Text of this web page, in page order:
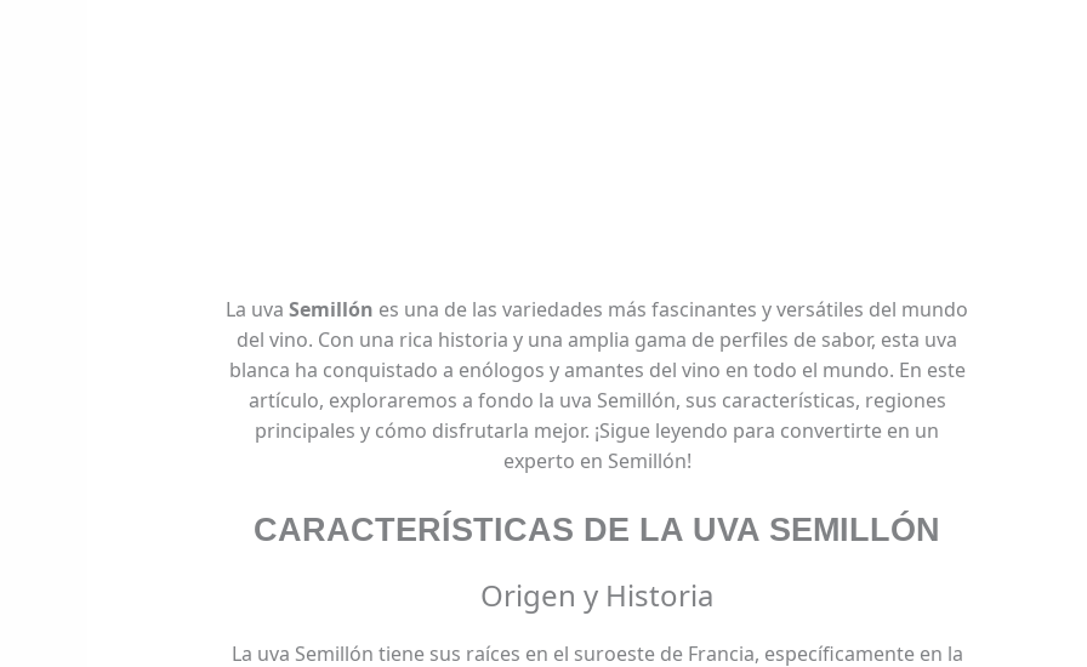
La uva Semillón es una de las variedades más fascinantes y versátiles del mundo
del vino. Con una rica historia y una amplia gama de perfiles de sabor, esta uva
blanca ha conquistado a enólogos y amantes del vino en todo el mundo. En este
artículo, exploraremos a fondo la uva Semillón, sus características, regiones
principales y cómo disfrutarla mejor. ¡Sigue leyendo para convertirte en un
experto en Semillón!
CARACTERÍSTICAS DE LA UVA SEMILLÓN
Origen y Historia
La uva Semillón tiene sus raíces en el suroeste de Francia, específicamente en la